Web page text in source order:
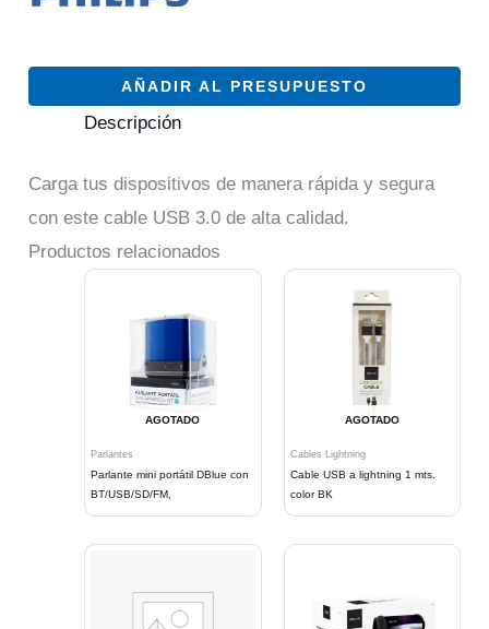
AÑADIR AL PRESUPUESTO
Descripción
Carga tus dispositivos de manera rápida y segura
con este cable USB 3.0 de alta calidad.
Productos relacionados
AGOTADO
Parlantes
Parlante mini portátil DBlue con
BT/USB/SD/FM,
AGOTADO
Cables Lightning
Cable USB a lightning 1 mts.
color BK